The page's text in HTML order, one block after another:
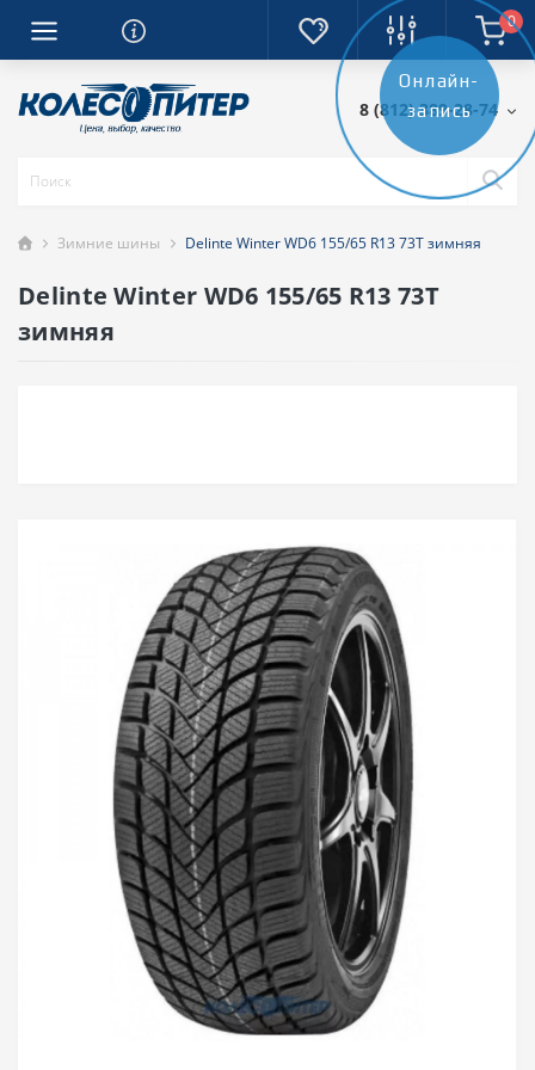
0
8 (812) 389-28-74
Зимние шины Delinte Winter WD6 155/65 R13 73T зимняя
Delinte Winter WD6 155/65 R13 73T
зимняя
Онлайн-
запись